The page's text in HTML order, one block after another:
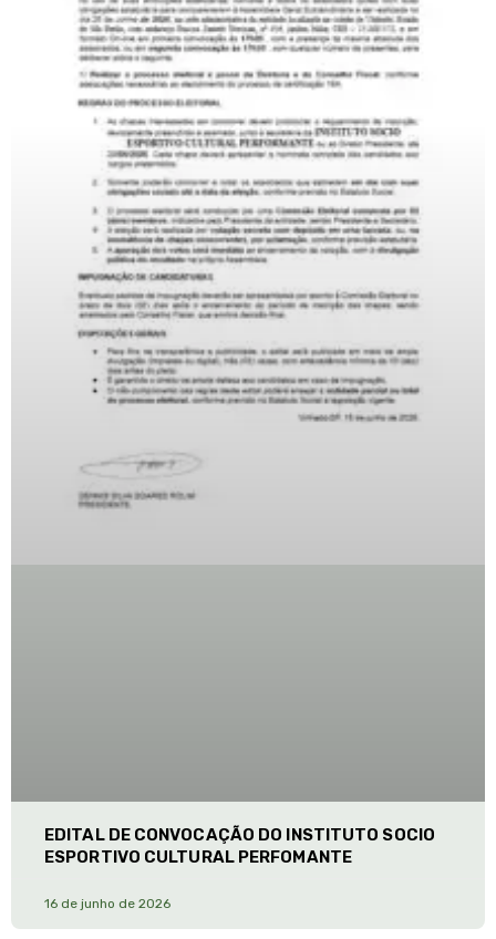
EDITAL DE CONVOCAÇÃO DO INSTITUTO SOCIO
ESPORTIVO CULTURAL PERFOMANTE
16 de junho de 2026